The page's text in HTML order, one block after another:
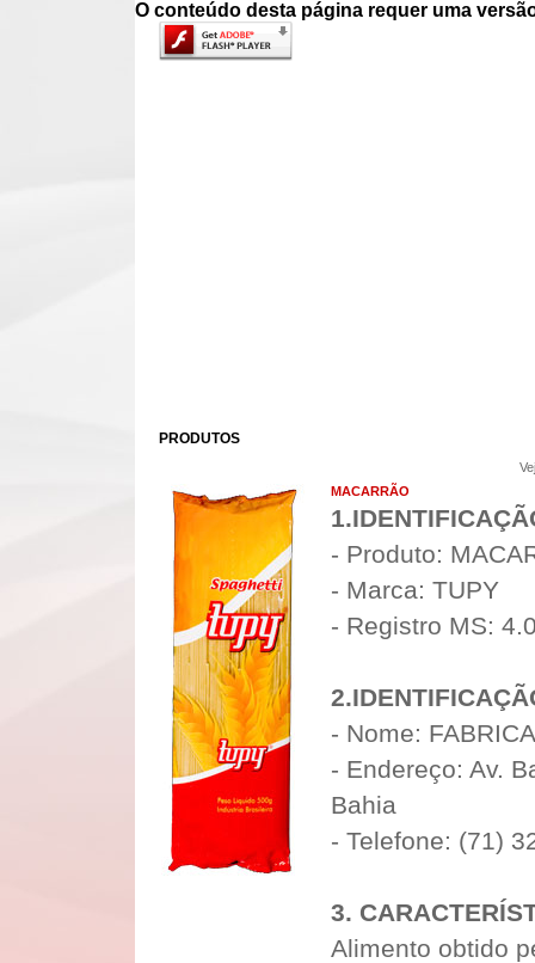
O conteúdo desta página requer uma
PRODUTOS
MACARRÃO
- Produto:
- Marca: TUPY
- Registro MS:
- Nome:
- Endereço: Av.
Bahia
- Telefone: (71)
3.
Alimento obtido